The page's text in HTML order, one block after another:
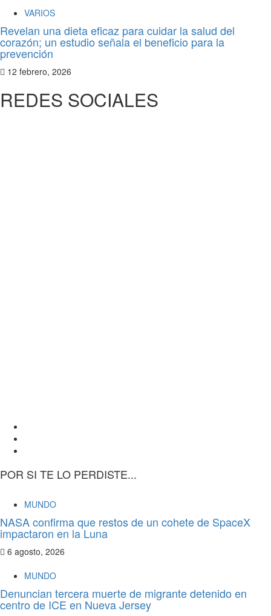
VARIOS
Revelan una dieta eficaz para cuidar la salud del
corazón; un estudio señala el beneficio para la
prevención
12 febrero, 2026
REDES SOCIALES
POR SI TE LO PERDISTE...
MUNDO
NASA confirma que restos de un cohete de SpaceX
impactaron en la Luna
6 agosto, 2026
MUNDO
Denuncian tercera muerte de migrante detenido en
centro de ICE en Nueva Jersey